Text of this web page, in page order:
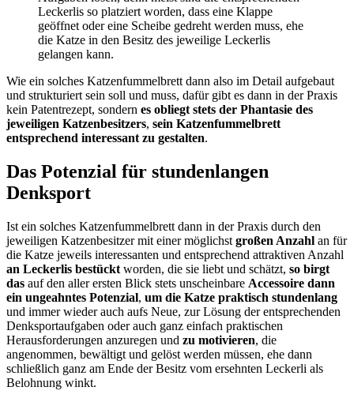
Leckerlis so platziert worden, dass eine Klappe
geöffnet oder eine Scheibe gedreht werden muss, ehe
die Katze in den Besitz des jeweilige Leckerlis
gelangen kann.
Wie ein solches Katzenfummelbrett dann also im Detail aufgebaut
und strukturiert sein soll und muss, dafür gibt es dann in der Praxis
kein Patentrezept, sondern es obliegt stets der Phantasie des
jeweiligen Katzenbesitzers, sein Katzenfummelbrett
entsprechend interessant zu gestalten.
Das Potenzial für stundenlangen
Denksport
Ist ein solches Katzenfummelbrett dann in der Praxis durch den
jeweiligen Katzenbesitzer mit einer möglichst großen Anzahl an für
die Katze jeweils interessanten und entsprechend attraktiven Anzahl
an Leckerlis bestückt worden, die sie liebt und schätzt, so birgt
das auf den aller ersten Blick stets unscheinbare Accessoire dann
ein ungeahntes Potenzial, um die Katze praktisch stundenlang
und immer wieder auch aufs Neue, zur Lösung der entsprechenden
Denksportaufgaben oder auch ganz einfach praktischen
Herausforderungen anzuregen und zu motivieren, die
angenommen, bewältigt und gelöst werden müssen, ehe dann
schließlich ganz am Ende der Besitz vom ersehnten Leckerli als
Belohnung winkt.